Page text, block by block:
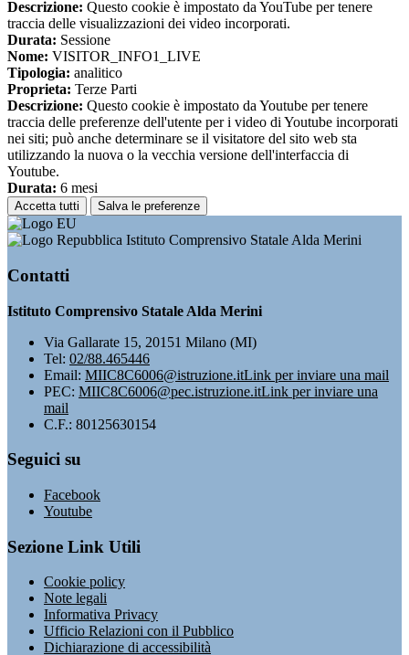
Descrizione: Questo cookie è impostato da YouTube per tenere
traccia delle visualizzazioni dei video incorporati.
Durata: Sessione
Nome: VISITOR_INFO1_LIVE
Tipologia: analitico
Proprieta: Terze Parti
Descrizione: Questo cookie è impostato da Youtube per tenere
traccia delle preferenze dell'utente per i video di Youtube incorporati
nei siti; può anche determinare se il visitatore del sito web sta
utilizzando la nuova o la vecchia versione dell'interfaccia di
Youtube.
Durata: 6 mesi
Accetta tutti Salva le preferenze
Istituto Comprensivo Statale Alda Merini
Contatti
Istituto Comprensivo Statale Alda Merini
Via Gallarate 15, 20151 Milano (MI)
Tel: 02/88.465446
Email: MIIC8C6006@istruzione.itLink per inviare una mail
PEC: MIIC8C6006@pec.istruzione.itLink per inviare una
mail
C.F.: 80125630154
Seguici su
Facebook
Youtube
Sezione Link Utili
Cookie policy
Note legali
Informativa Privacy
Ufficio Relazioni con il Pubblico
Dichiarazione di accessibilità